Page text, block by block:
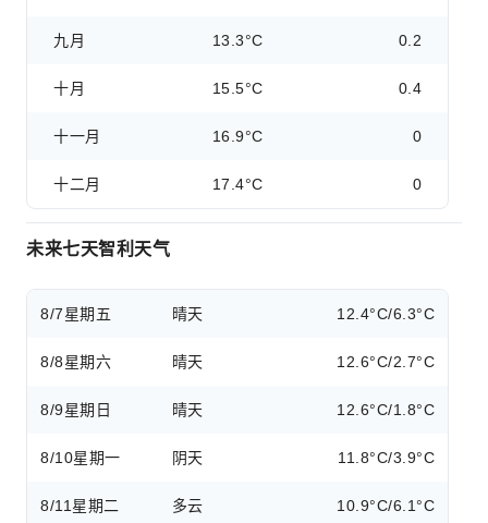
九月 13.3°C 0.2
十月 15.5°C 0.4
十一月 16.9°C 0
十二月 17.4°C 0
未来七天智利天气
8/7星期五 晴天 12.4°C/6.3°C
8/8星期六 晴天 12.6°C/2.7°C
8/9星期日 晴天 12.6°C/1.8°C
8/10星期一 阴天 11.8°C/3.9°C
8/11 星期二 多云 10.9°C/6.1°C